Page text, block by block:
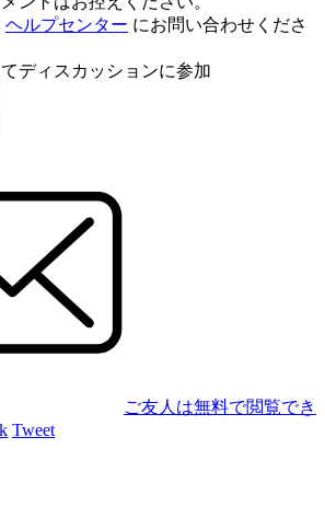
ヘルプセンター にお問い合わせくださ
ディスカッションに参加
ご友人は無料で閲覧でき
Tweet